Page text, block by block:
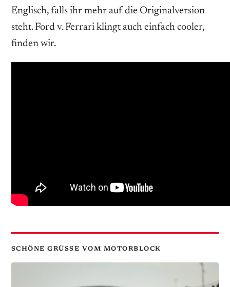
Englisch, falls ihr mehr auf die Originalversion
steht. Ford v. Ferrari klingt auch einfach cooler,
finden wir.
SCHÖNE GRÜSSE VOM MOTORBLOCK